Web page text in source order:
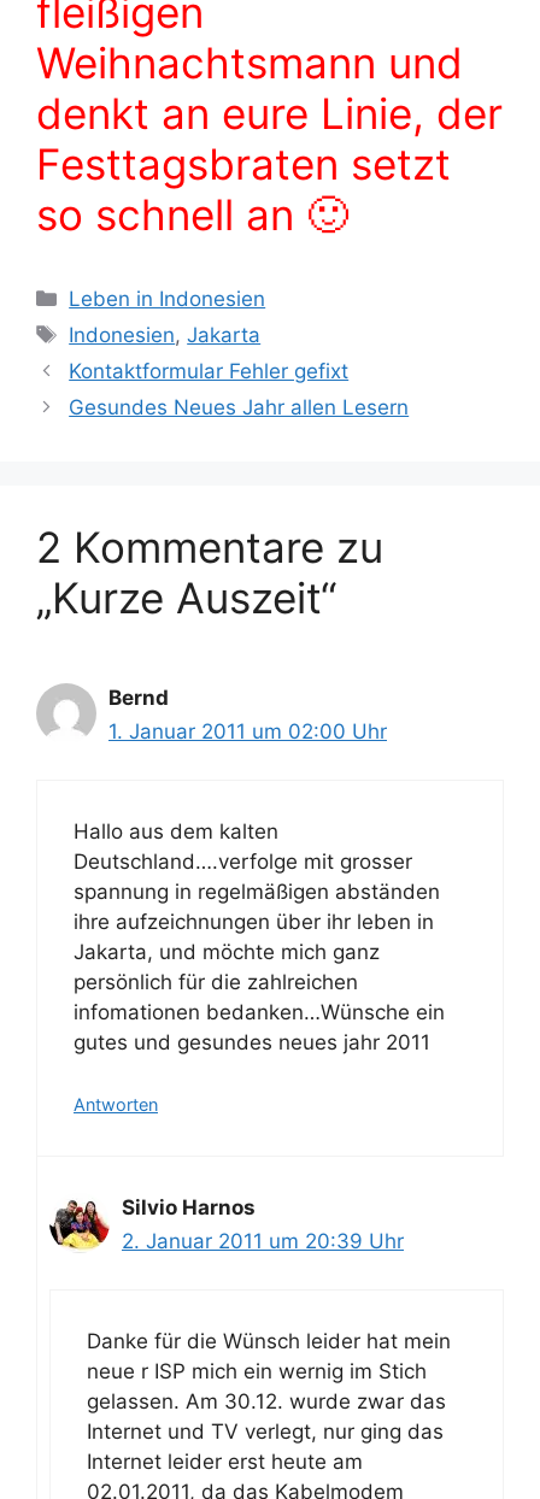
fleißigen
Weihnachtsmann und
denkt an eure Linie, der
Festtagsbraten setzt
so schnell an 🙂
K
a
e
g
e
n
Leben in Indonesien
S
c
l
ö
t
Indonesien,Jakarta
Kontaktformular Fehler gefixt
Gesundes Neues Jahr allen Lesern
2 Kommentare zu
„Kurze Auszeit“
Bernd
1. Januar 2011 um 02:00 Uhr
Hallo aus dem kalten
Deutschland….verfolge mit grosser
spannung in regelmäßigen abständen
ihre aufzeichnungen über ihr leben in
Jakarta, und möchte mich ganz
persönlich für die zahlreichen
infomationen bedanken…Wünsche ein
gutes und gesundes neues jahr 2011
Antworten
Silvio Harnos
2. Januar 2011 um 20:39 Uhr
Danke für die Wünsch leider hat mein
neue r ISP mich ein wernig im Stich
gelassen. Am 30.12. wurde zwar das
Internet und TV verlegt, nur ging das
Internet leider erst heute am
02.01.2011, da das Kabelmodem